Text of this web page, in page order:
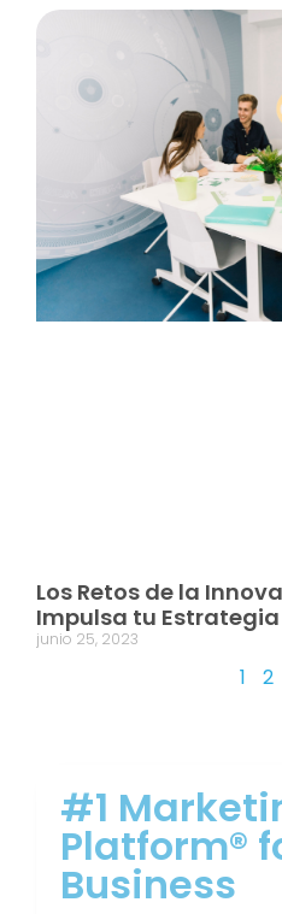
Los Retos de la
Impulsa tu
junio 25, 2023
1 2
#1
Platform®
Business